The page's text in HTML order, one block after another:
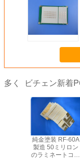
多く ビチェン新着
純金塗装 RF-60A
製造 50ミリロン
のラミネートコア